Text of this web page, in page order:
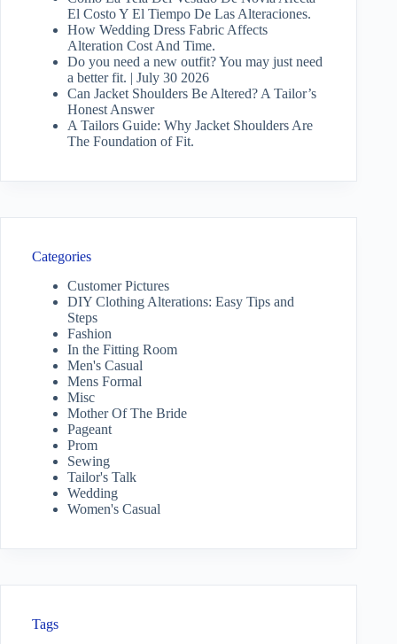
El Costo Y El Tiempo De Las Alteraciones.
How Wedding Dress Fabric Affects
Alteration Cost And Time.
Do you need a new outfit? You may just need
a better fit. | July 30 2026
Can Jacket Shoulders Be Altered? A Tailor’s
Honest Answer
A Tailors Guide: Why Jacket Shoulders Are
The Foundation of Fit.
Categories
Customer Pictures
DIY Clothing Alterations: Easy Tips and
Steps
Fashion
In the Fitting Room
Men's Casual
Mens Formal
Misc
Mother Of The Bride
Pageant
Prom
Sewing
Tailor's Talk
Wedding
Women's Casual
Tags